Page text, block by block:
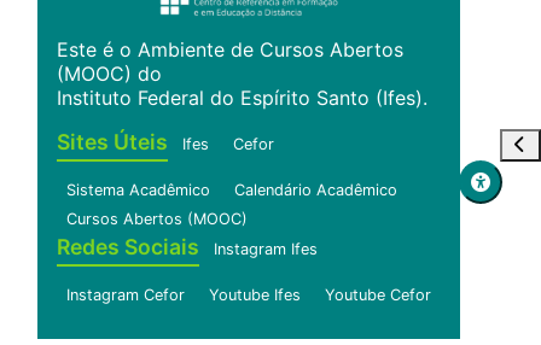
Este é o Ambiente de Cursos Abertos
(MOOC) do
Instituto Federal do Espírito Santo (Ifes).
Sites Úteis Ifes Cefor
Sistema Acadêmico
Calendário Acadêmico
Cursos Abertos (MOOC)
Redes Sociais Instagram Ifes
Instagram Cefor Youtube Ifes Youtube Cefor